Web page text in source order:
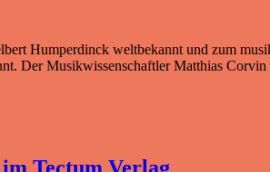
Humperdinck weltbekannt und zum
Der Musikwissenschaftler Matthias